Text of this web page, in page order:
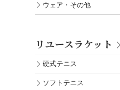
ウェア・その他
リユースラケット
硬式テニス
ソフトテニス